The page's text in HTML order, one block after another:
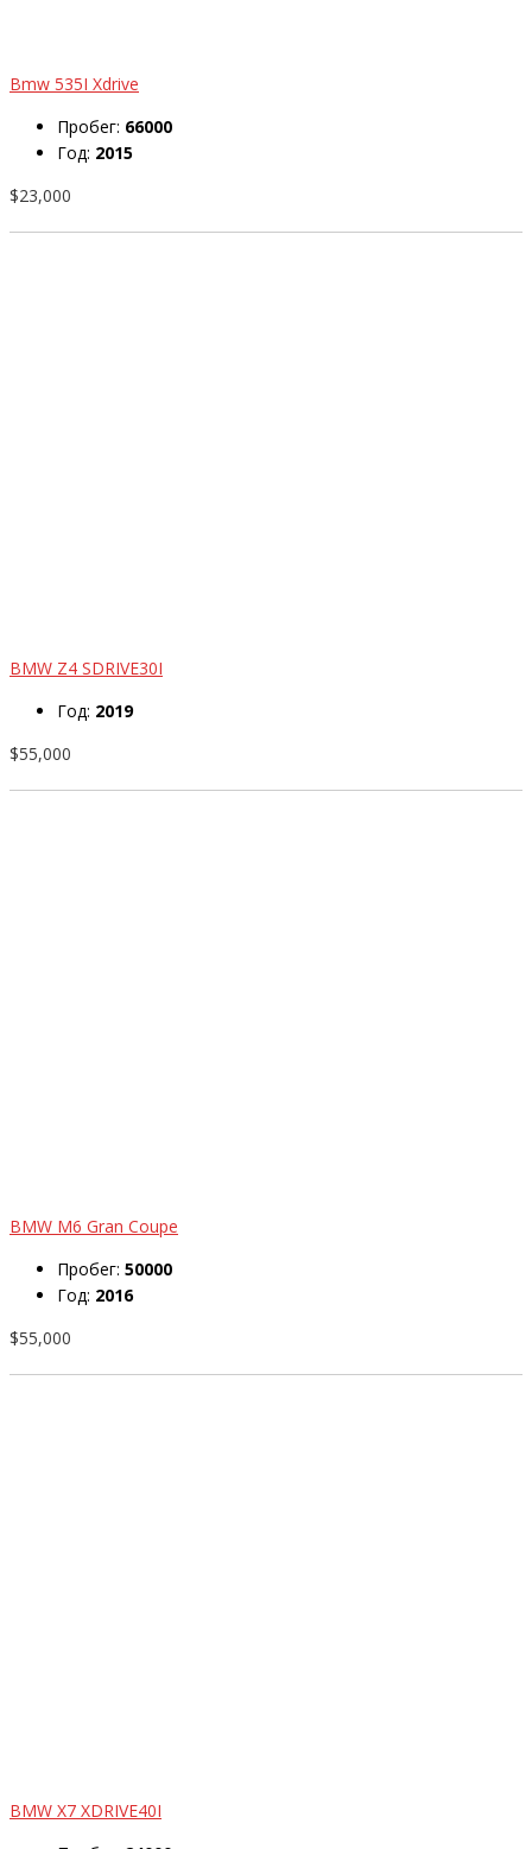
Bmw 535I Xdrive
Пробег: 66000
Год: 2015
$23,000
BMW Z4 SDRIVE30I
Год: 2019
$55,000
BMW M6 Gran Coupe
Пробег: 50000
Год: 2016
$55,000
BMW X7 XDRIVE40I